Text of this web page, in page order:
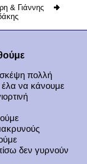
& Γιάννης
πολλή
να κάνουμε
δεν γυρνούν